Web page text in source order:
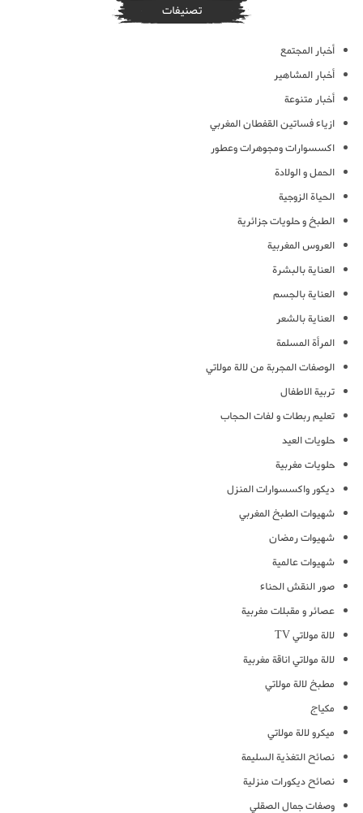
تصنيفات
أخبار المجتمع
أخبار المشاهير
أخبار متنوعة
ازياء فساتين القفطان المغربي
اكسسوارات ومجوهرات وعطور
الحمل و الولادة
الحياة الزوجية
الطبخ و حلويات جزائرية
العروس المغربية
العناية بالبشرة
العناية بالجسم
العناية بالشعر
المرأة المسلمة
الوصفات المجربة من لالة مولاتي
تربية الاطفال
تعليم ربطات و لفات الحجاب
حلويات العيد
حلويات مغربية
ديكور واكسسوارات المنزل
شهيوات الطبخ المغربي
شهيوات رمضان
شهيوات عالمية
صور النقش الحناء
عصائر و مقبلات مغربية
لالة مولاتي TV
لالة مولاتي اناقة مغربية
مطبخ لالة مولاتي
مكياج
ميكرو لالة مولاتي
نصائح التغذية السليمة
نصائح ديكورات منزلية
وصفات جمال الصقلي